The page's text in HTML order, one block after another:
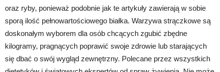
oraz ryby, ponieważ podobnie jak te artykuły zawierają w sobie
sporą ilość pełnowartościowego białka. Warzywa strączkowe są
doskonałym wyborem dla osób chcących zgubić zbędne
kilogramy, pragnących poprawić swoje zdrowie lub starających
się dbać o swój wygląd zewnętrzny. Polecane przez wszystkich